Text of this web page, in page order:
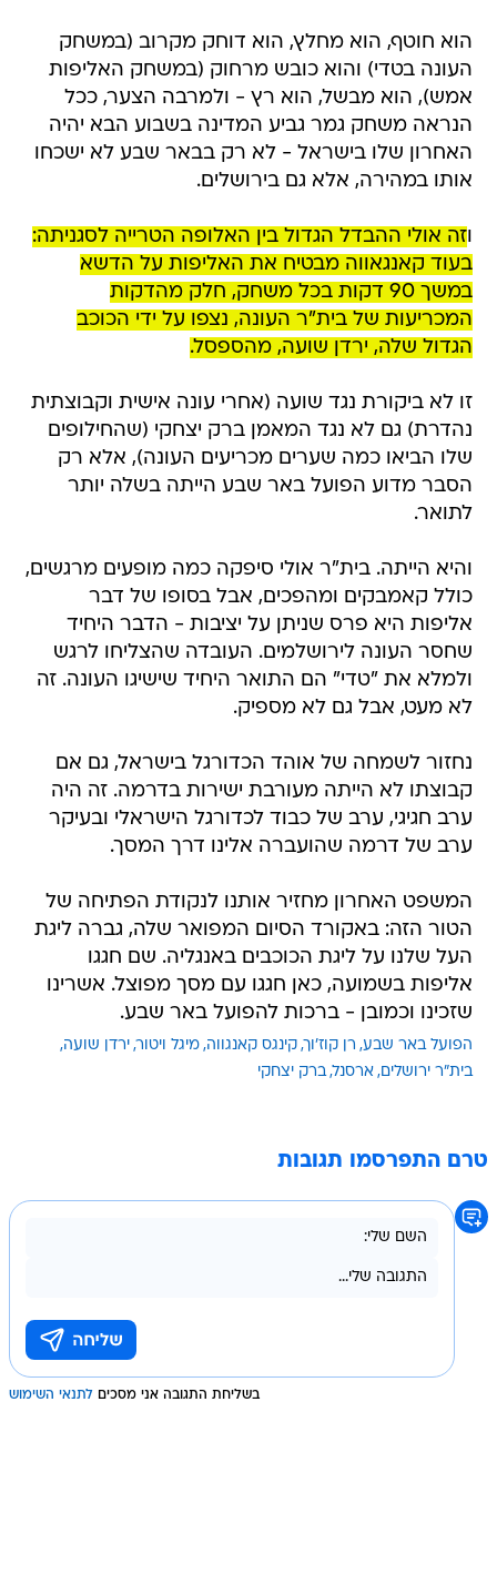
הוא חוטף, הוא מחלץ, הוא דוחק מקרוב (במשחק
העונה בטדי) והוא כובש מרחוק (במשחק האליפות
אמש), הוא מבשל, הוא רץ - ולמרבה הצער, ככל
הנראה משחק גמר גביע המדינה בשבוע הבא יהיה
האחרון שלו בישראל - לא רק בבאר שבע לא ישכחו
אותו במהירה, אלא גם בירושלים.
וזה אולי ההבדל הגדול בין האלופה הטרייה לסגניתה:
בעוד קאנגאווה מבטיח את האליפות על הדשא
במשך 90 דקות בכל משחק, חלק מהדקות
המכריעות של בית"ר העונה, נצפו על ידי הכוכב
הגדול שלה, ירדן שועה, מהספסל.
זו לא ביקורת נגד שועה (אחרי עונה אישית וקבוצתית
נהדרת) גם לא נגד המאמן ברק יצחקי (שהחילופים
שלו הביאו כמה שערים מכריעים העונה), אלא רק
הסבר מדוע הפועל באר שבע הייתה בשלה יותר
לתואר.
והיא הייתה. בית"ר אולי סיפקה כמה מופעים מרגשים,
כולל קאמבקים ומהפכים, אבל בסופו של דבר
אליפות היא פרס שניתן על יציבות - הדבר היחיד
שחסר העונה לירושלמים. העובדה שהצליחו לרגש
ולמלא את "טדי" הם התואר היחיד שישיגו העונה. זה
לא מעט, אבל גם לא מספיק.
נחזור לשמחה של אוהד הכדורגל בישראל, גם אם
קבוצתו לא הייתה מעורבת ישירות בדרמה. זה היה
ערב חגיגי, ערב של כבוד לכדורגל הישראלי ובעיקר
ערב של דרמה שהועברה אלינו דרך המסך.
המשפט האחרון מחזיר אותנו לנקודת הפתיחה של
הטור הזה: באקורד הסיום המפואר שלה, גברה ליגת
העל שלנו על ליגת הכוכבים באנגליה. שם חגגו
אליפות בשמועה, כאן חגגו עם מסך מפוצל. אשרינו
שזכינו וכמובן - ברכות להפועל באר שבע.
הפועל באר שבע רן קוז'וך קינגס קאנגווה מיגל ויטור ירדן שועה
בית"ר ירושלים ארסנל ברק יצחקי
טרם התפרסמו תגובות
בשליחת התגובה אני מסכים לתנאי השימוש